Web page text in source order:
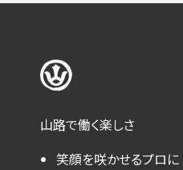
山路で働く楽しさ
笑顔を咲かせるプロに